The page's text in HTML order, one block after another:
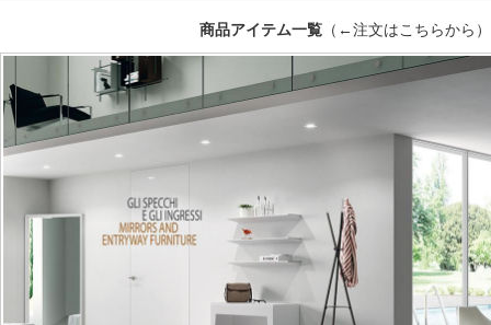
商品アイテム一覧 （←注文はこちらから）